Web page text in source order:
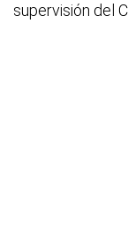
supervisión del